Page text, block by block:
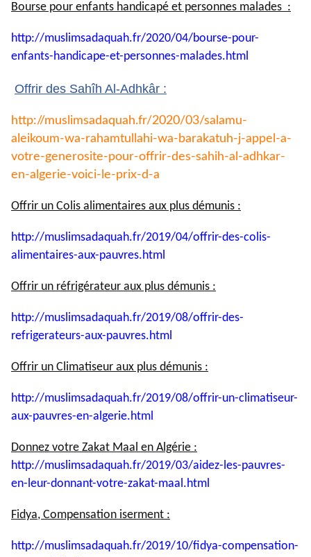
Bourse pour enfants handicapé et personnes malades :
http://muslimsadaquah.fr/2020/04/bourse-pour-
enfants-handicape-et-personnes-malades.html
Offrir des Sahîh Al-Adhkâr :
http://muslimsadaquah.fr/2020/03/salamu-
aleikoum-wa-rahamtullahi-wa-barakatuh-j-appel-a-
votre-generosite-pour-offrir-des-sahih-al-adhkar-
en-algerie-voici-le-prix-d-a
Offrir un Colis alimentaires aux plus démunis :
http://muslimsadaquah.fr/2019/04/offrir-des-colis-
alimentaires-aux-pauvres.html
Offrir un réfrigérateur aux plus démunis :
http://muslimsadaquah.fr/2019/08/offrir-des-
refrigerateurs-aux-pauvres.html
Offrir un Climatiseur aux plus démunis :
http://muslimsadaquah.fr/2019/08/offrir-un-climatiseur-
aux-pauvres-en-algerie.html
Donnez votre Zakat Maal en Algérie :
http://muslimsadaquah.fr/2019/03/aidez-les-pauvres-
en-leur-donnant-votre-zakat-maal.html
Fidya, Compensation iserment :
http://muslimsadaquah.fr/2019/10/fidya-compensation-